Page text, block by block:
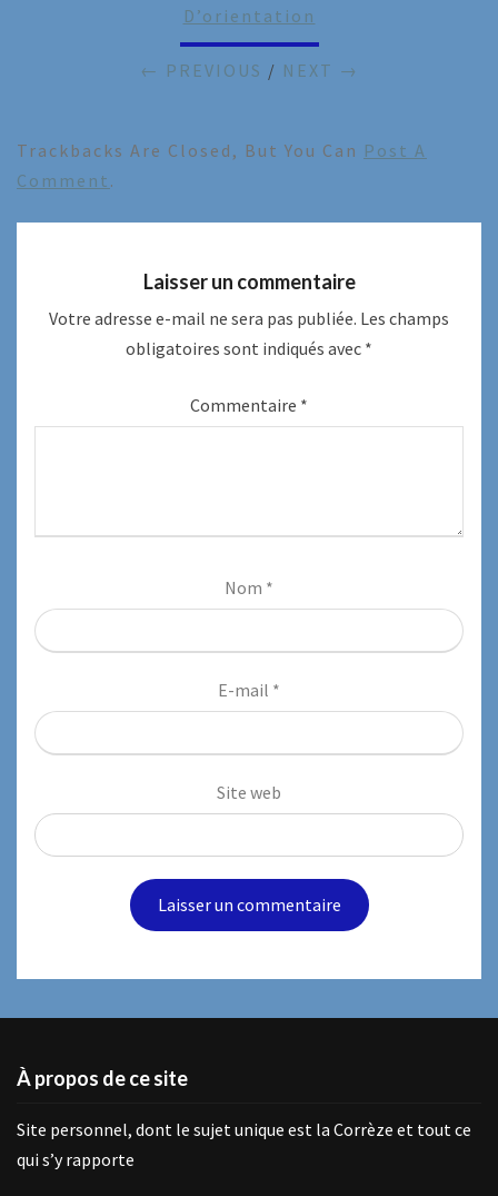
D’orientation
← PREVIOUS / NEXT →
Trackbacks Are Closed, But You Can Post A
Comment .
Laisser un commentaire
Votre adresse e-mail ne sera pas publiée. Les champs
obligatoires sont indiqués avec *
Commentaire *
Nom *
E-mail *
Site web
À propos de ce site
Site personnel, dont le sujet unique est la Corrèze et tout ce
qui s’y rapporte